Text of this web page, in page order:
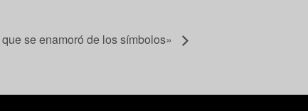
se enamoró de los símbolos»